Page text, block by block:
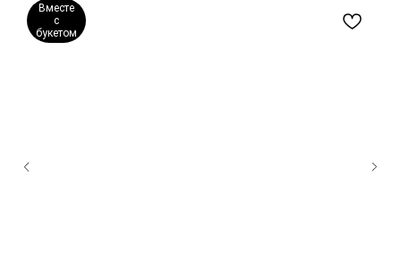
Вместе
с
букетом